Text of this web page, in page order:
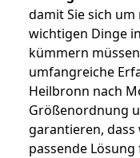
damit Sie sich
wichtigen Dinge
kümmern
umfangreiche
Heilbronn nach
Größenordnung
garantieren,
passende